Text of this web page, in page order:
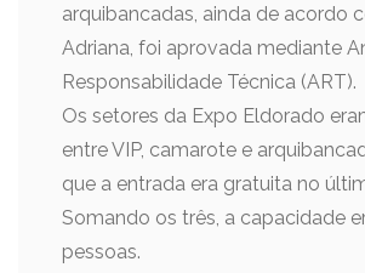
arquibancadas, ainda de acordo
Adriana, foi aprovada mediante
Responsabilidade Técnica (ART).
Os setores da Expo Eldorado
entre VIP, camarote e
que a entrada era gratuita no
Somando os três, a capacidade
pessoas.